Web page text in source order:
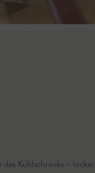
Kühlschranks – locker